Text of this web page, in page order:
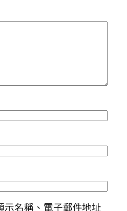
示名稱、電子郵件地址